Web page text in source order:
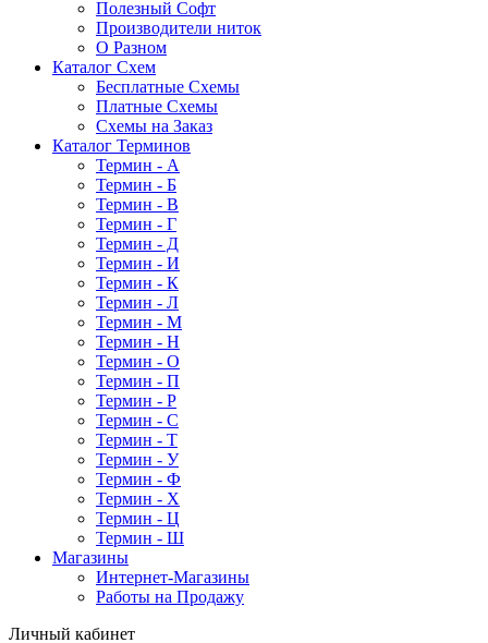
Полезный Софт
Производители ниток
О Разном
Каталог Схем
Бесплатные Схемы
Платные Схемы
Схемы на Заказ
Каталог Терминов
Термин - А
Термин - Б
Термин - В
Термин - Г
Термин - Д
Термин - И
Термин - К
Термин - Л
Термин - М
Термин - Н
Термин - О
Термин - П
Термин - Р
Термин - С
Термин - Т
Термин - У
Термин - Ф
Термин - Х
Термин - Ц
Термин - Ш
Магазины
Интернет-Магазины
Работы на Продажу
Личный кабинет